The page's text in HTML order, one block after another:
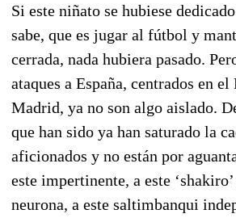
Si este niñato se hubiese
sabe, que es jugar al fútbol y
cerrada, nada hubiera pasado.
ataques a España, centrados en
Madrid, ya no son algo aislado.
que han sido ya han saturado la
aficionados y no están por
este impertinente, a este
neurona, a este saltimbanqui